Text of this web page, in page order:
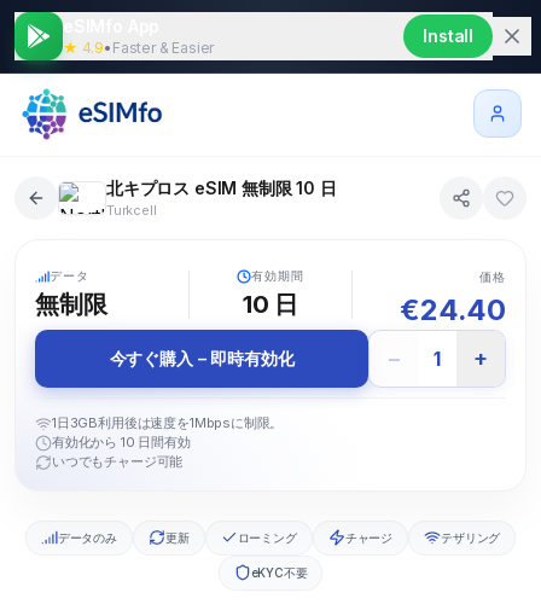
★ 4.9• Faster & Easier
Install
北キプロス eSIM 無制限 10 日
Turkcell
データ
無制限
有効期間
10 日
価格
€24.40
今すぐ購入 – 即時有効化 − 1 +
1日3GB利用後は速度を1Mbpsに制限。
有効化から 10 日間有効
いつでもチャージ可能
データのみ 更新 ローミング チャージ テザリング
eKYC不要